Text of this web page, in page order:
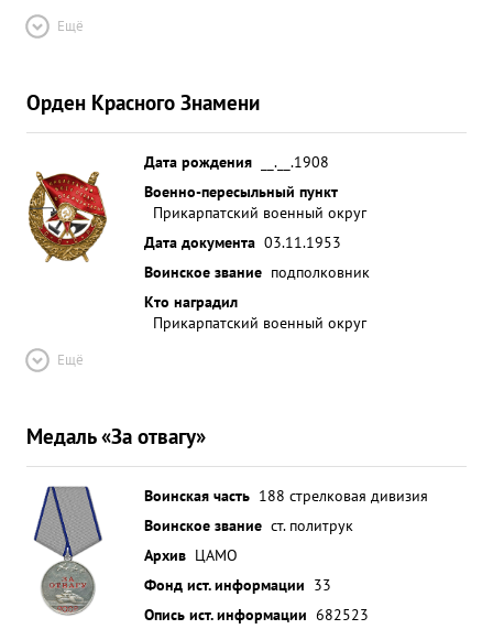
Ещё
Орден Красного Знамени
Дата рождения
__.__.1908
Военно-пересыльный пункт
Прикарпатский военный округ
Дата документа 03.11.1953
Воинское звание подполковник
Кто наградил
Прикарпатский военный округ
Ещё
Медаль «За отвагу»
Воинская часть 188 стрелковая дивизия
Воинское звание ст. политрук
Архив ЦАМО
Фонд ист. информации 33
Опись ист. информации 682523